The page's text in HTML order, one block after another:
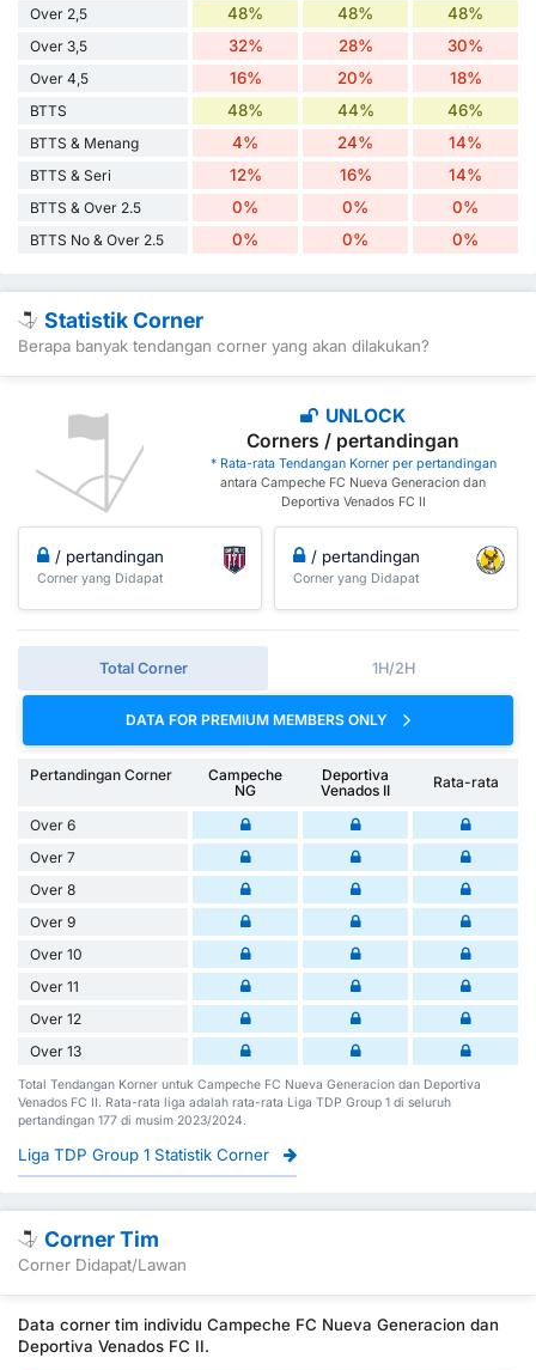
Over 2,5 48% 48% 48%
Over 3,5 32% 28% 30%
Over 4,5 16% 20% 18%
BTTS 48% 44% 46%
BTTS & Menang 4% 24% 14%
BTTS & Seri 12% 16% 14%
BTTS & Over 2.5 0% 0% 0%
BTTS No & Over 2.5 0% 0% 0%
Statistik Corner
Berapa banyak tendangan corner yang akan dilakukan?
UNLOCK
Corners / pertandingan
* Rata-rata Tendangan Korner per pertandingan
antara Campeche FC Nueva Generacion dan
Deportiva Venados FC II
/ pertandingan
Corner yang Didapat
/ pertandingan
Corner yang Didapat
Total Corner 1H/2H
DATA FOR PREMIUM MEMBERS ONLY
Pertandingan Corner
Campeche
NG
Deportiva
Venados II
Rata-rata
Over 6
Over 7
Over 8
Over 9
Over 10
Over 11
Over 12
Over 13
Total Tendangan Korner untuk Campeche FC Nueva Generacion dan Deportiva
Venados FC II. Rata-rata liga adalah rata-rata Liga TDP Group 1 di seluruh
pertandingan 177 di musim 2023/2024.
Liga TDP Group 1 Statistik Corner
Corner Tim
Corner Didapat/Lawan
Data corner tim individu Campeche FC Nueva Generacion dan
Deportiva Venados FC II.